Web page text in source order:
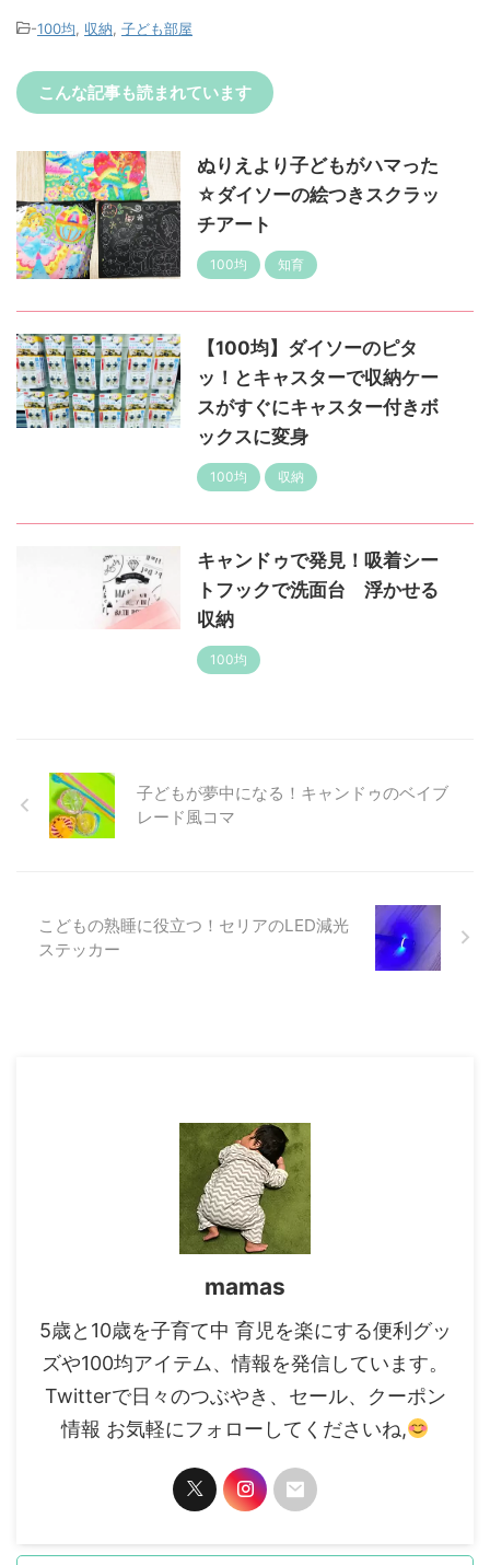
-100均 収納 子ども部屋
こんな記事も読まれています
ぬりえより子どもがハマった
☆ダイソーの絵つきスクラッ
チアート
100均 知育
【100均】ダイソーのピタ
ッ！とキャスターで収納ケー
スがすぐにキャスター付きボ
ックスに変身
100均 収納
キャンドゥで発見！吸着シー
トフックで洗面台 浮かせる
収納
100均
子どもが夢中になる！キャンドゥのベイブ
レード風コマ
こどもの熟睡に役立つ！セリアのLED減光
ステッカー
mamas
5歳と10歳を子育て中 育児を楽にする便利グッ
ズや100均アイテム、情報を発信しています。
Twitterで日々のつぶやき、セール、クーポン
情報 お気軽にフォローしてくださいね,